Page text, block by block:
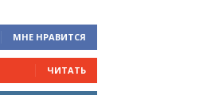
МНЕ НРАВИТСЯ
ЧИТАТЬ